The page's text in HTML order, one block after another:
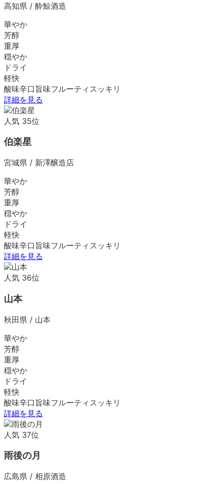
高知県 / 酔鯨酒造
華やか
芳醇
重厚
穏やか
ドライ
軽快
酸味辛口 旨味フルーティ スッキリ
詳細を見る
人気 35位
伯楽星
宮城県 / 新澤醸造店
華やか
芳醇
重厚
穏やか
ドライ
軽快
酸味辛口 旨味フルーティ スッキリ
詳細を見る
人気 36位
山本
秋田県 / 山本
華やか
芳醇
重厚
穏やか
ドライ
軽快
酸味辛口 旨味フルーティ スッキリ
詳細を見る
人気 37位
雨後の月
広島県 / 相原酒造